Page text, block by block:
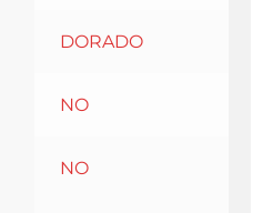
DORADO
NO
NO